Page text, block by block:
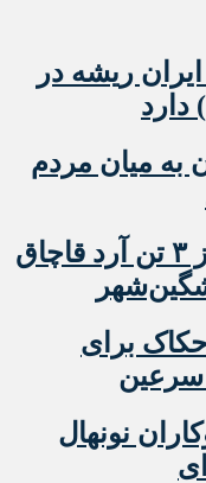
ریشه در
به میان مردم
کشف بیش از ۳ تن آرد قاچاق
برای
سرعین
نونهال